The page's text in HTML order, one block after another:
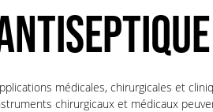
médicales, chirurgicales et
chirurgicaux et médicaux